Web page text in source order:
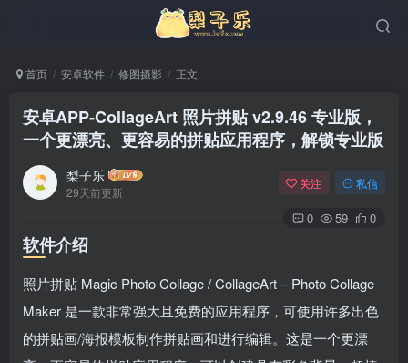
首页 安卓软件 修图摄影 正文
安卓APP-CollageArt 照片拼贴 v2.9.46 专业版，
一个更漂亮、更容易的拼贴应用程序，解锁专业版
梨子乐
29天前更新
关注 私信
0 59 0
软件介绍
照片拼贴 Magic Photo Collage / CollageArt – Photo Collage
Maker 是一款非常强大且免费的应用程序，可使用许多出色
的拼贴画/海报模板制作拼贴画和进行编辑。这是一个更漂